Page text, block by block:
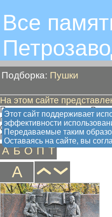
Все
Подборка: Пушки
На этом сайте
Этот сайт поддерживает
эффективности
Передаваемые таким
Оставаясь на сайте, вы
Петрозаводск в истории
позднее Александровского
Снаряды Александровского
При Советской власти завод
А Б О П Т
А